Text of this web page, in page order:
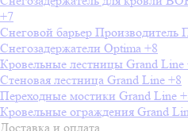
+7
Снеговой барьер Производитель
Снегозадержатели Optima +8
Кровельные лестницы Grand Line
Стеновая лестница Grand Line +8
Переходные мостики Grand Line
Кровельные ограждения Grand
Доставка и оплата